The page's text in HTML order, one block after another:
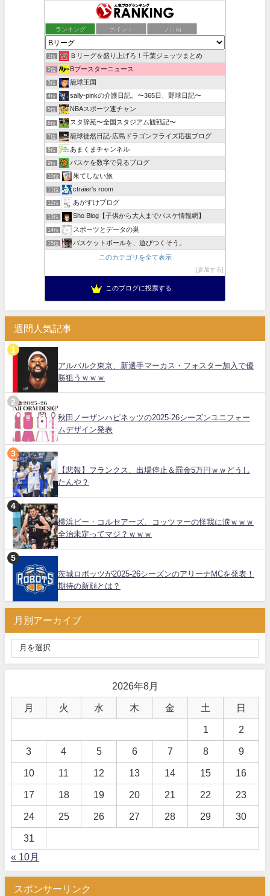
ランキング ポイント ブロ画
1位 Ｂリーグを盛り上げろ！千葉ジェッツまとめ
2位 Bブースターニュース
3位 籠球王国
4位 sally-pinkの介護日記。〜365日、野球日記〜
5位 NBAスポーツ速チャン
6位 スタ辞苑〜全国スタジアム観戦記〜
7位 籠球徒然日記-広島ドラゴンフライズ応援ブログ
8位 あまくまチャンネル
9位 バスケを数字で見るブログ
10位 果てしない旅
11位 ctraier's room
12位 あがすけブログ
13位 Sho Blog【子供から大人までバスケ情報網】
14位 スポーツとデータの巣
15位 バスケットボールを、遊びつくそう。
このカテゴリを全て表示
参加する
このブログに投票する
週間人気記事
アルバルク東京、新選手マーカス・フォスター加入で優
勝狙うｗｗｗ
秋田ノーザンハピネッツの2025-26シーズンユニフォー
ムデザイン発表
【悲報】フランクス、出場停止＆罰金5万円ｗｗどうし
たんや？
横浜ビー・コルセアーズ、コッツァーの怪我に涙ｗｗｗ
全治未定ってマジ？ｗｗｗ
茨城ロボッツが2025-26シーズンのアリーナMCを発表！
期待の新顔とは？
月別アーカイブ
2026年8月
月 火 水 木 金 土 日
1 2
3 4 5 6 7 8 9
10 11 12 13 14 15 16
17 18 19 20 21 22 23
24 25 26 27 28 29 30
31
« 10月
スポンサーリンク